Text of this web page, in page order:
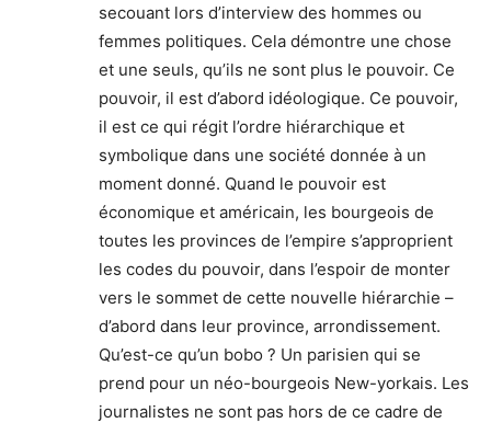
secouant lors d’interview des hommes ou
femmes politiques. Cela démontre une chose
et une seuls, qu’ils ne sont plus le pouvoir. Ce
pouvoir, il est d’abord idéologique. Ce pouvoir,
il est ce qui régit l’ordre hiérarchique et
symbolique dans une société donnée à un
moment donné. Quand le pouvoir est
économique et américain, les bourgeois de
toutes les provinces de l’empire s’approprient
les codes du pouvoir, dans l’espoir de monter
vers le sommet de cette nouvelle hiérarchie –
d’abord dans leur province, arrondissement.
Qu’est-ce qu’un bobo ? Un parisien qui se
prend pour un néo-bourgeois New-yorkais. Les
journalistes ne sont pas hors de ce cadre de